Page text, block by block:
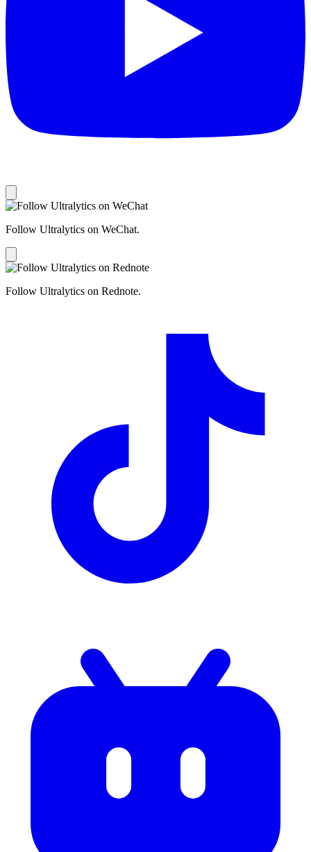
Follow Ultralytics on WeChat.
Follow Ultralytics on Rednote.